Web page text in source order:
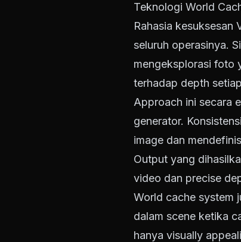
Teknologi World
Rahasia
seluruh operasinya.
mengeksplorasi foto
terhadap depth
Approach ini secara
generator.
image dan
Output yang
video dan precise
World cache system
dalam scene ketika
hanya visually